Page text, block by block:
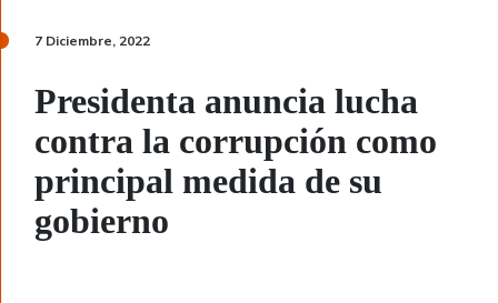
7 Diciembre, 2022
Presidenta anuncia lucha
contra la corrupción como
principal medida de su
gobierno